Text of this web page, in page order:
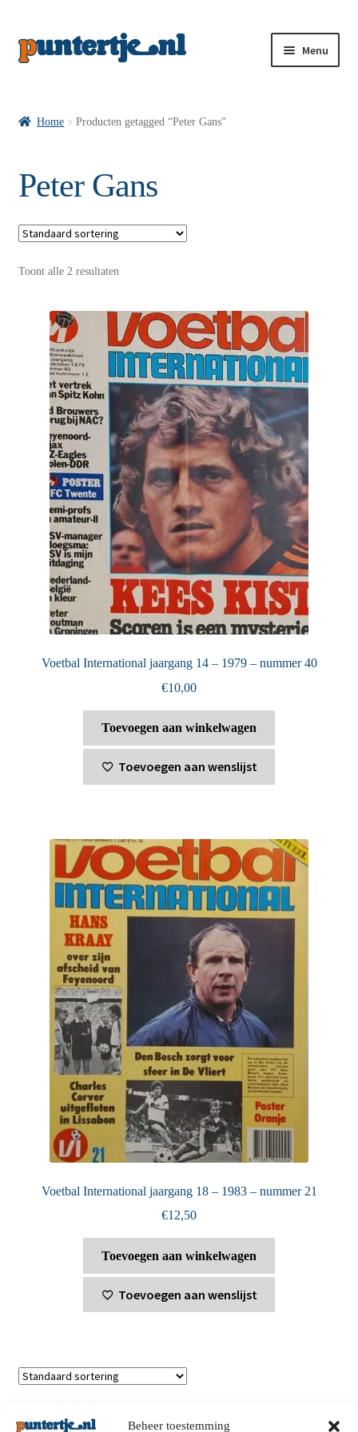
Beheer toestemming
Menu
VI’s met Posters
Wie is puntertje
Puntertjes
Contact
Home Producten getagged “Peter Gans”
Peter Gans
Toont alle 2 resultaten
Voetbal International jaargang 14 – 1979 – nummer 40
€10,00
Toevoegen aan winkelwagen
Toevoegen aan wenslijst
Voetbal International jaargang 18 – 1983 – nummer 21
€12,50
Toevoegen aan winkelwagen
Toevoegen aan wenslijst